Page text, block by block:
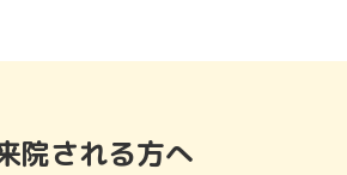
院される方へ